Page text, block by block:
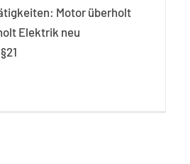
Motor überholt
Elektrik neu